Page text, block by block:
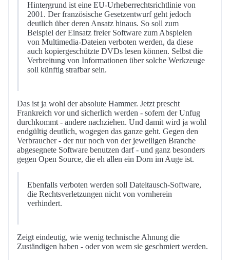
Hintergrund ist eine EU-Urheberrechtsrichtlinie von
2001. Der französische Gesetzentwurf geht jedoch
deutlich über deren Ansatz hinaus. So soll zum
Beispiel der Einsatz freier Software zum Abspielen
von Multimedia-Dateien verboten werden, da diese
auch kopiergeschützte DVDs lesen können. Selbst die
Verbreitung von Informationen über solche Werkzeuge
soll künftig strafbar sein.
Das ist ja wohl der absolute Hammer. Jetzt prescht
Frankreich vor und sicherlich werden - sofern der Unfug
durchkommt - andere nachziehen. Und damit wird ja wohl
endgültig deutlich, wogegen das ganze geht. Gegen den
Verbraucher - der nur noch von der jeweiligen Branche
abgesegnete Software benutzen darf - und ganz besonders
gegen Open Source, die eh allen ein Dorn im Auge ist.
Ebenfalls verboten werden soll Dateitausch-Software,
die Rechtsverletzungen nicht von vornherein
verhindert.
Zeigt eindeutig, wie wenig technische Ahnung die
Zuständigen haben - oder von wem sie geschmiert werden.